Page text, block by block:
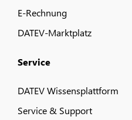
E-Rechnung
DATEV-Marktplatz
Service
DATEV Wissensplattform
Service & Support